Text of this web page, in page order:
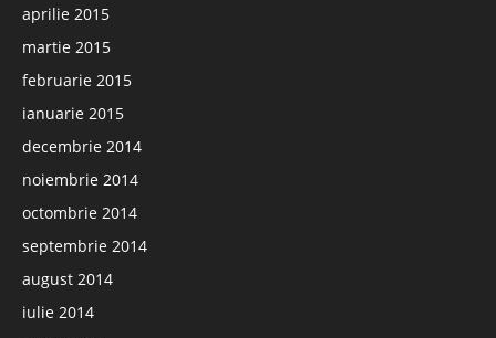
aprilie 2015
martie 2015
februarie 2015
ianuarie 2015
decembrie 2014
noiembrie 2014
octombrie 2014
septembrie 2014
august 2014
iulie 2014